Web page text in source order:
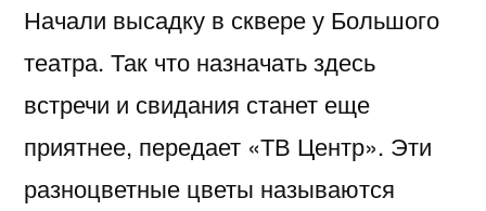
Начали высадку в сквере у Большого
театра. Так что назначать здесь
встречи и свидания станет еще
приятнее, передает «ТВ Центр». Эти
разноцветные цветы называются